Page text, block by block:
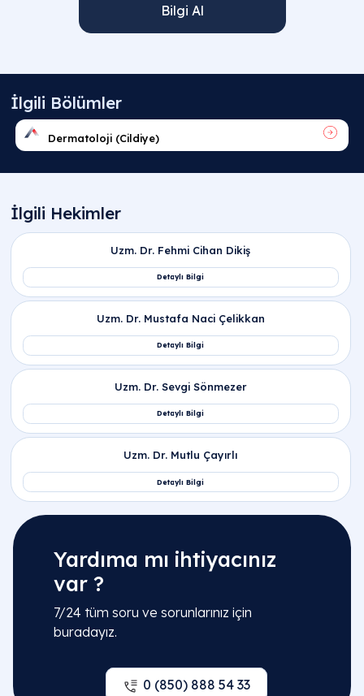
Bilgi Al
Yardıma mı ihtiyacınız
var ?
7/24 tüm soru ve sorunlarınız için
buradayız.
0 (850) 888 54 33